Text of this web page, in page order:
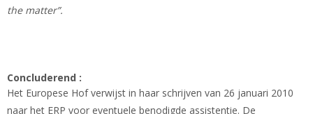
the matter”.
Concluderend :
Het Europese Hof verwijst in haar schrijven van 26 januari 2010
naar het ERP voor eventuele benodigde assistentie. De